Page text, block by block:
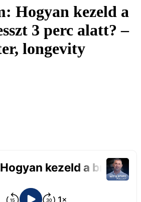
Hogyan kezeld a
3 perc alatt? –
longevity